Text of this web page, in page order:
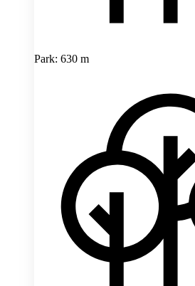
Park: 630 m